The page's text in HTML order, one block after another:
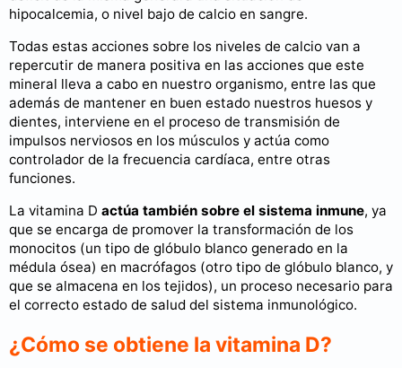
hipocalcemia, o nivel bajo de calcio en sangre.
Todas estas acciones sobre los niveles de calcio van a
repercutir de manera positiva en las acciones que este
mineral lleva a cabo en nuestro organismo, entre las que
además de mantener en buen estado nuestros huesos y
dientes, interviene en el proceso de transmisión de
impulsos nerviosos en los músculos y actúa como
controlador de la frecuencia cardíaca, entre otras
funciones.
La vitamina D actúa también sobre el sistema inmune, ya
que se encarga de promover la transformación de los
monocitos (un tipo de glóbulo blanco generado en la
médula ósea) en macrófagos (otro tipo de glóbulo blanco, y
que se almacena en los tejidos), un proceso necesario para
el correcto estado de salud del sistema inmunológico.
¿Cómo se obtiene la vitamina D?